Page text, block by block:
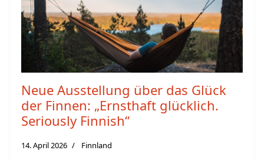
Neue Ausstellung über das Glück
der Finnen: „Ernsthaft glücklich.
Seriously Finnish“
14. April 2026 Finnland